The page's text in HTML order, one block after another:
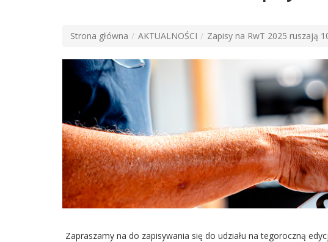
Strona główna AKTUALNOŚCI Zapisy na RwT 2025 ruszają
Zapraszamy na do zapisywania się do udziału na tegoroczną